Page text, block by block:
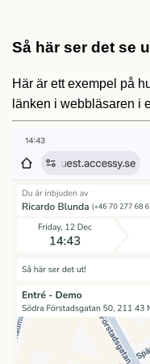
Så här ser det se
Här är ett exempel på
länken i webbläsaren i